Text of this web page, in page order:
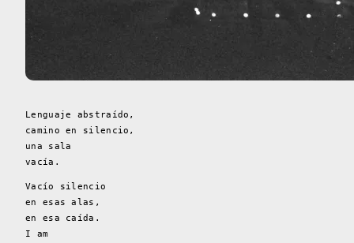
Lenguaje abstraído,
camino en silencio,
una sala
vacía.
Vacío silencio
en esas alas,
en esa caída.
I am